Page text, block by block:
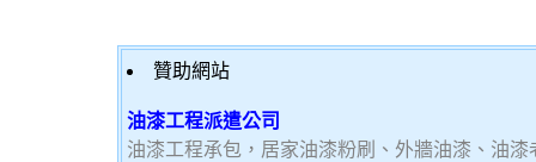
贊助網站
油漆工程派遣公司
油漆工程承包，居家油漆粉刷、外牆油漆、油